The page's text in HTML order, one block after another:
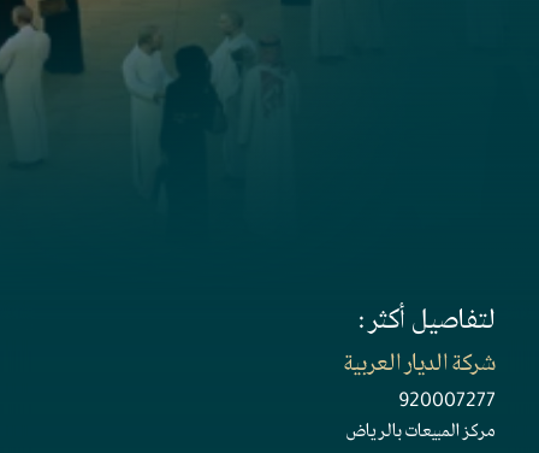
لتفاصيل أكثر :
شركة الديار العربية
920007277
مركز المبيعات بالرياض